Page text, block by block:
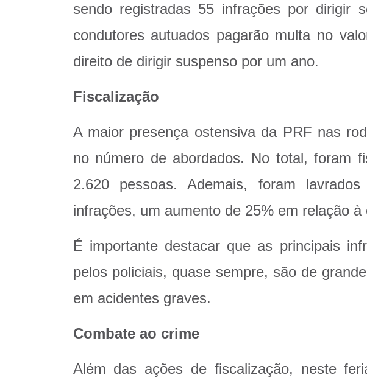
sendo registradas 55 infrações por dirigir
condutores autuados pagarão multa no
direito de dirigir suspenso por um ano.
Fiscalização
A maior presença ostensiva da PRF nas
no número de abordados. No total, foram
2.620 pessoas. Ademais, foram
infrações, um aumento de 25% em relação à
É importante destacar que as principais
pelos policiais, quase sempre, são de
em acidentes graves.
Combate ao crime
Além das ações de fiscalização, neste